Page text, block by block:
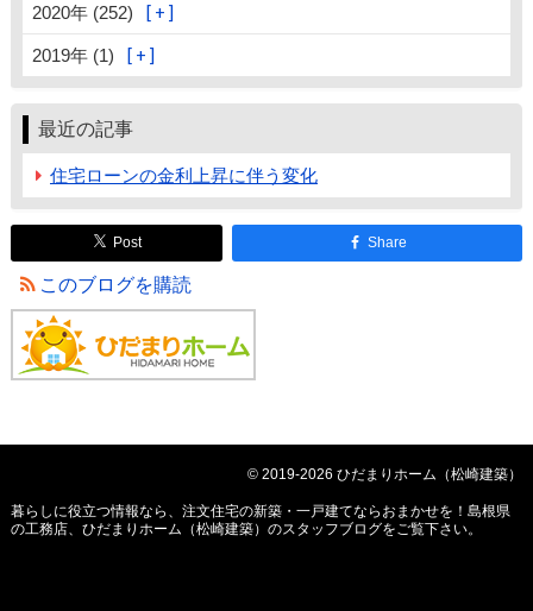
2020年 (252)
2019年 (1)
最近の記事
住宅ローンの金利上昇に伴う変化
Post Share
このブログを購読
© 2019-2026 ひだまりホーム（松崎建築）
暮らしに役立つ情報なら、 注文住宅の新築・一戸建てならおまかせを！島根県
の工務店、ひだまりホーム（松崎建築）のスタッフブログをご覧下さい。